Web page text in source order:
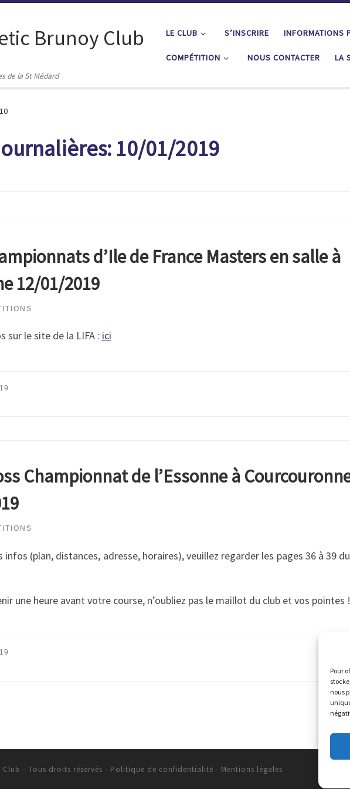
Pour
nous
Brunoy Club
de la St Médard
LE CLUB S’INSCRIRE INFORMATIONS
COMPÉTITION NOUS CONTACTER LA
10
10/01/2019
d’Ile de France Masters en salle à
12/01/2019
sur le site de la LIFA : ici
Championnat de l’Essonne à
infos (plan, distances, adresse, horaires), veuillez regarder les pages 36 à 39
une heure avant votre course, n’oubliez pas le maillot du club et vos pointes !
– Tous droits réservés - Politique de confidentialité - Mentions légales